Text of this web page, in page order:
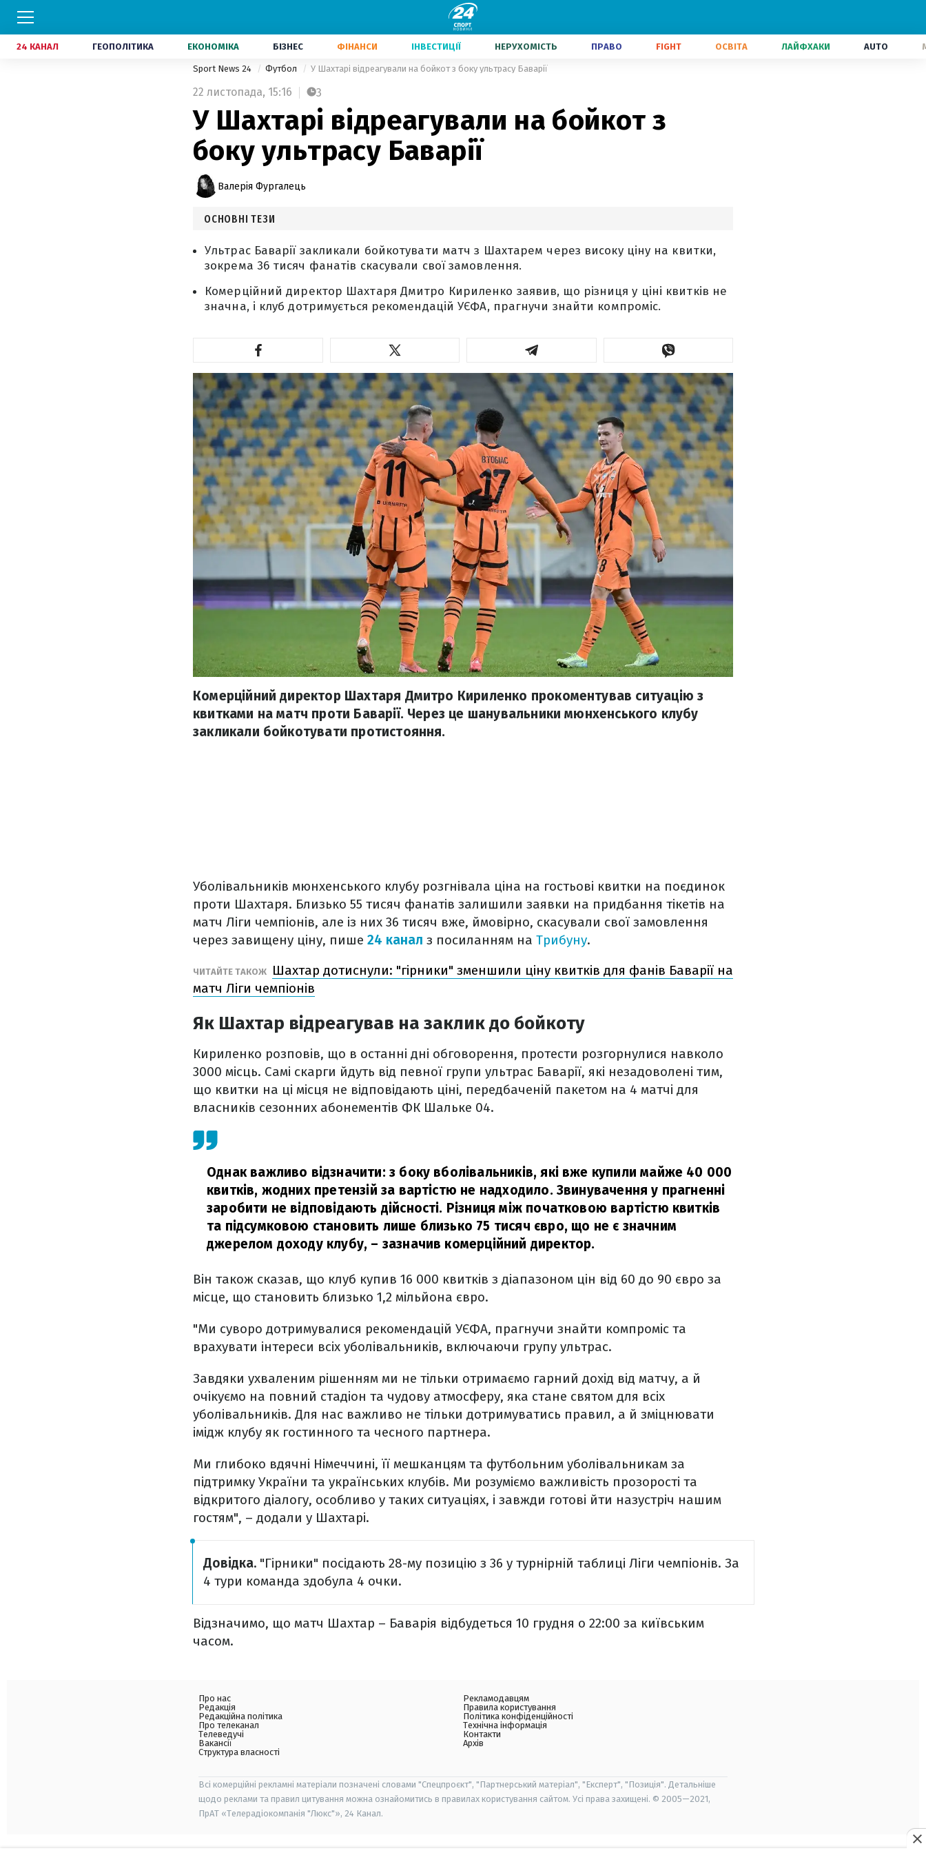
24 КАНАЛ ГЕОПОЛІТИКА ЕКОНОМІКА БІЗНЕС ФІНАНСИ ІНВЕСТИЦІЇ НЕРУХОМІСТЬ ПРАВО FIGHT ОСВІТА ЛАЙФХАКИ AUTO
Sport News 24 Футбол У Шахтарі відреагували на бойкот з боку ультрасу Баварії
22 листопада, 15:16 3
У Шахтарі відреагували на бойкот з
боку ультрасу Баварії
Валерія Фургалець
ОСНОВНІ ТЕЗИ
Ультрас Баварії закликали бойкотувати матч з Шахтарем через високу ціну на квитки,
зокрема 36 тисяч фанатів скасували свої замовлення.
Комерційний директор Шахтаря Дмитро Кириленко заявив, що різниця у ціні квитків не
значна, і клуб дотримується рекомендацій УЄФА, прагнучи знайти компроміс.
Комерційний директор Шахтаря Дмитро Кириленко прокоментував ситуацію з
квитками на матч проти Баварії. Через це шанувальники мюнхенського клубу
закликали бойкотувати протистояння.
Уболівальників мюнхенського клубу розгнівала ціна на гостьові квитки на поєдинок
проти Шахтаря. Близько 55 тисяч фанатів залишили заявки на придбання тікетів на
матч Ліги чемпіонів, але із них 36 тисяч вже, ймовірно, скасували свої замовлення
через завищену ціну, пише 24 канал з посиланням на Трибуну.
ЧИТАЙТЕ ТАКОЖ
Шахтар дотиснули: "гірники" зменшили ціну квитків для фанів Баварії на
матч Ліги чемпіонів
Як Шахтар відреагував на заклик до бойкоту
Кириленко розповів, що в останні дні обговорення, протести розгорнулися навколо
3000 місць. Самі скарги йдуть від певної групи ультрас Баварії, які незадоволені тим,
що квитки на ці місця не відповідають ціні, передбаченій пакетом на 4 матчі для
власників сезонних абонементів ФК Шальке 04.
Однак важливо відзначити: з боку вболівальників, які вже купили майже 40 000
квитків, жодних претензій за вартістю не надходило. Звинувачення у прагненні
заробити не відповідають дійсності. Різниця між початковою вартістю квитків
та підсумковою становить лише близько 75 тисяч євро, що не є значним
джерелом доходу клубу, – зазначив комерційний директор.
Він також сказав, що клуб купив 16 000 квитків з діапазоном цін від 60 до 90 євро за
місце, що становить близько 1,2 мільйона євро.
"Ми суворо дотримувалися рекомендацій УЄФА, прагнучи знайти компроміс та
врахувати інтереси всіх уболівальників, включаючи групу ультрас.
Завдяки ухваленим рішенням ми не тільки отримаємо гарний дохід від матчу, а й
очікуємо на повний стадіон та чудову атмосферу, яка стане святом для всіх
уболівальників. Для нас важливо не тільки дотримуватись правил, а й зміцнювати
імідж клубу як гостинного та чесного партнера.
Ми глибоко вдячні Німеччині, її мешканцям та футбольним уболівальникам за
підтримку України та українських клубів. Ми розуміємо важливість прозорості та
відкритого діалогу, особливо у таких ситуаціях, і завжди готові йти назустріч нашим
гостям", – додали у Шахтарі.
Довідка. "Гірники" посідають 28-му позицію з 36 у турнірній таблиці Ліги чемпіонів. За
4 тури команда здобула 4 очки.
Відзначимо, що матч Шахтар – Баварія відбудеться 10 грудня о 22:00 за київським
часом.
Про нас
Редакція
Редакційна політика
Про телеканал
Телеведучі
Вакансії
Структура власності
Рекламодавцям
Правила користування
Політика конфіденційності
Технічна інформація
Контакти
Архів
Всі комерційні рекламні матеріали позначені словами "Спецпроєкт", "Партнерський матеріал", "Експерт", "Позиція". Детальніше
щодо реклами та правил цитування можна ознайомитись в правилах користування сайтом. Усі права захищені. © 2005—2021,
ПрАТ «Телерадіокомпанія "Люкс"», 24 Канал.